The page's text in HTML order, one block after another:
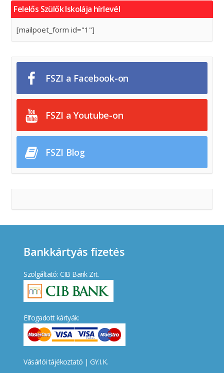
Felelős Szülők Iskolája hírlevél
[mailpoet_form id="1"]
FSZI a Facebook-on
FSZI a Youtube-on
FSZI Blog
Bankkártyás fizetés
Szolgáltató: CIB Bank Zrt.
Elfogadott kártyák:
Vásárlói tájékoztató | GY.I.K.